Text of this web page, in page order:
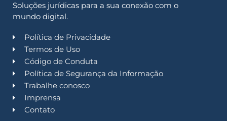
Soluções jurídicas para a sua conexão com o
mundo digital.
Política de Privacidade
Termos de Uso
Código de Conduta
Política de Segurança da Informação
Trabalhe conosco
Imprensa
Contato